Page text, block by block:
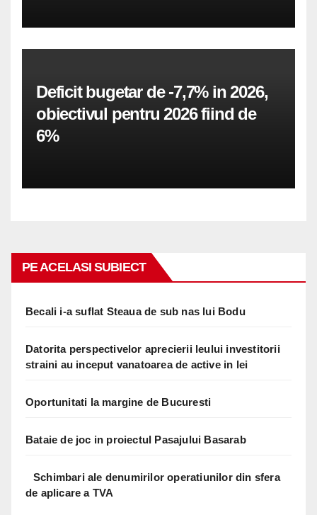
Deficit bugetar de -7,7% in 2026,
obiectivul pentru 2026 fiind de
6%
PE ACELASI SUBIECT
Becali i-a suflat Steaua de sub nas lui Bodu
Datorita perspectivelor aprecierii leului investitorii
straini au inceput vanatoarea de active in lei
Oportunitati la margine de Bucuresti
Bataie de joc in proiectul Pasajului Basarab
Schimbari ale denumirilor operatiunilor din sfera
de aplicare a TVA